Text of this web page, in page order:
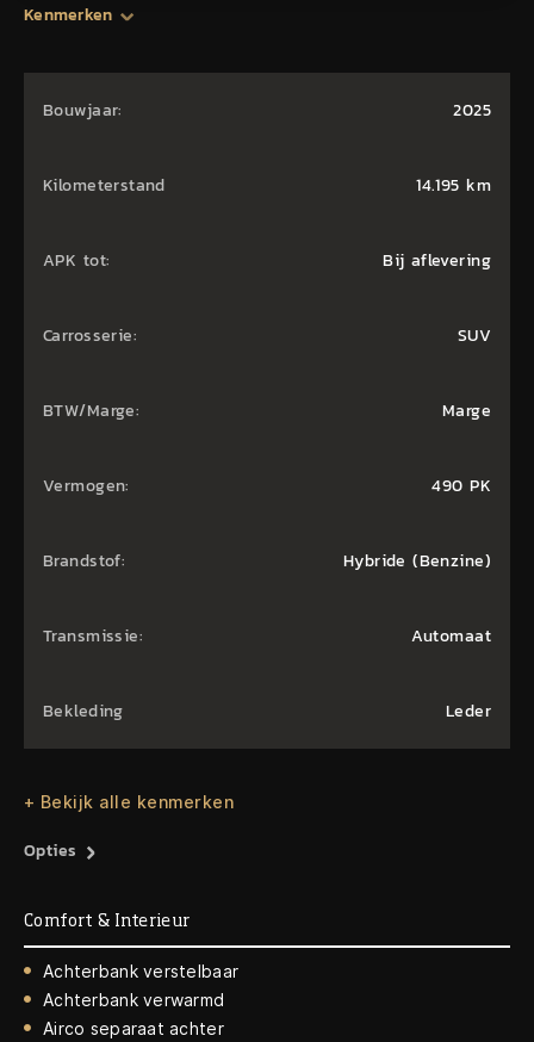
Kenmerken
Bouwjaar: 2025
Kilometerstand 14.195 km
APK tot: Bij aflevering
Carrosserie: SUV
BTW/Marge: Marge
Vermogen: 490 PK
Brandstof: Hybride (Benzine)
Transmissie: Automaat
Bekleding Leder
+ Bekijk alle kenmerken
Opties
Comfort & Interieur
Achterbank verstelbaar
Achterbank verwarmd
Airco separaat achter